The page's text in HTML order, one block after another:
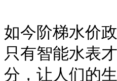
如今阶梯水价
只有智能水表
分，让人们的